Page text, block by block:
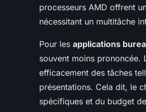
processeurs AMD offrent
nécessitant un multitâche
Pour les applications
souvent moins prononcée.
efficacement des tâches
présentations. Cela dit, le
spécifiques et du budget